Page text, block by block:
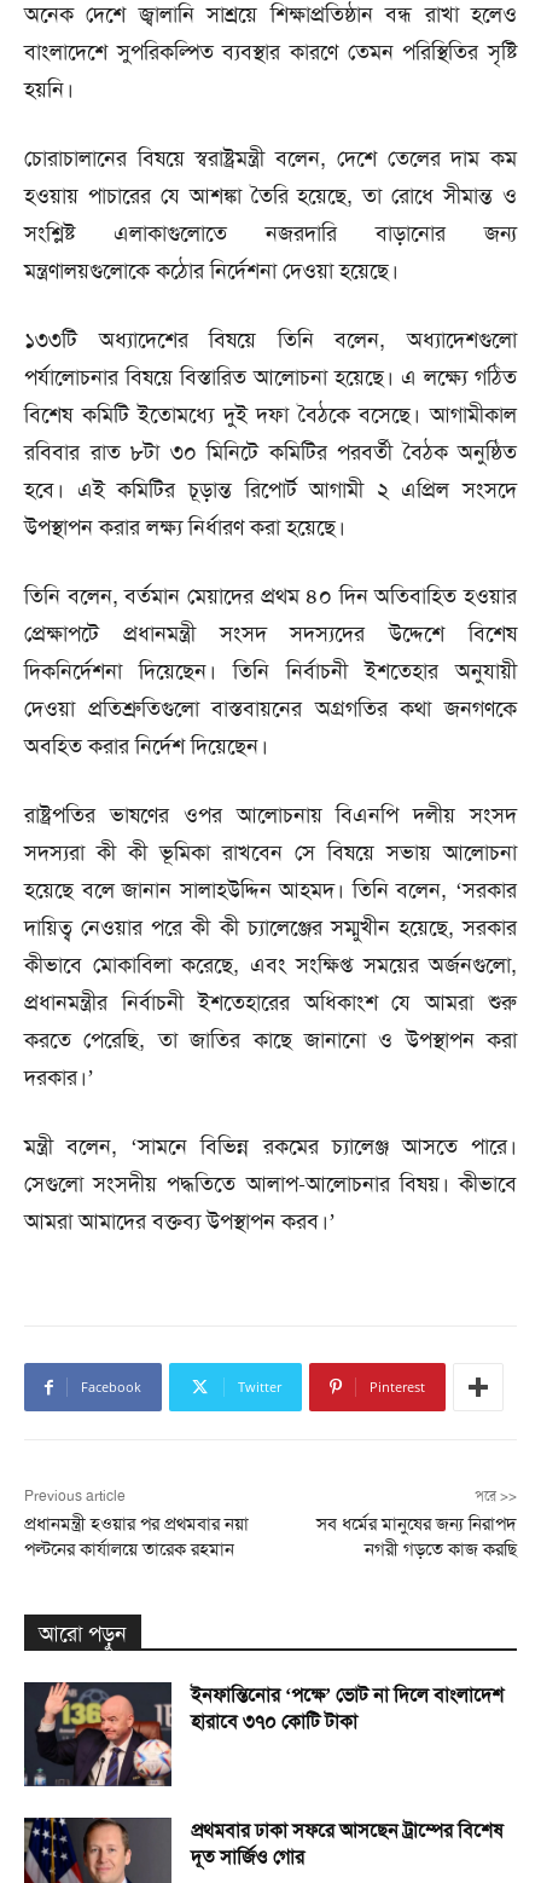
অনেক দেশে জ্বালানি সাশ্রয়ে শিক্ষাপ্রতিষ্ঠান বন্ধ রাখা হলেও
বাংলাদেশে সুপরিকল্পিত ব্যবস্থার কারণে তেমন পরিস্থিতির সৃষ্টি
হয়নি।
চোরাচালানের বিষয়ে স্বরাষ্ট্রমন্ত্রী বলেন, দেশে তেলের দাম কম
হওয়ায় পাচারের যে আশঙ্কা তৈরি হয়েছে, তা রোধে সীমান্ত ও
সংশ্লিষ্ট এলাকাগুলোতে নজরদারি বাড়ানোর জন্য
মন্ত্রণালয়গুলোকে কঠোর নির্দেশনা দেওয়া হয়েছে।
১৩৩টি অধ্যাদেশের বিষয়ে তিনি বলেন, অধ্যাদেশগুলো
পর্যালোচনার বিষয়ে বিস্তারিত আলোচনা হয়েছে। এ লক্ষ্যে গঠিত
বিশেষ কমিটি ইতোমধ্যে দুই দফা বৈঠকে বসেছে। আগামীকাল
রবিবার রাত ৮টা ৩০ মিনিটে কমিটির পরবর্তী বৈঠক অনুষ্ঠিত
হবে। এই কমিটির চূড়ান্ত রিপোর্ট আগামী ২ এপ্রিল সংসদে
উপস্থাপন করার লক্ষ্য নির্ধারণ করা হয়েছে।
তিনি বলেন, বর্তমান মেয়াদের প্রথম ৪০ দিন অতিবাহিত হওয়ার
প্রেক্ষাপটে প্রধানমন্ত্রী সংসদ সদস্যদের উদ্দেশে বিশেষ
দিকনির্দেশনা দিয়েছেন। তিনি নির্বাচনী ইশতেহার অনুযায়ী
দেওয়া প্রতিশ্রুতিগুলো বাস্তবায়নের অগ্রগতির কথা জনগণকে
অবহিত করার নির্দেশ দিয়েছেন।
রাষ্ট্রপতির ভাষণের ওপর আলোচনায় বিএনপি দলীয় সংসদ
সদস্যরা কী কী ভূমিকা রাখবেন সে বিষয়ে সভায় আলোচনা
হয়েছে বলে জানান সালাহউদ্দিন আহমদ। তিনি বলেন, ‘সরকার
দায়িত্ব নেওয়ার পরে কী কী চ্যালেঞ্জের সম্মুখীন হয়েছে, সরকার
কীভাবে মোকাবিলা করেছে, এবং সংক্ষিপ্ত সময়ের অর্জনগুলো,
প্রধানমন্ত্রীর নির্বাচনী ইশতেহারের অধিকাংশ যে আমরা শুরু
করতে পেরেছি, তা জাতির কাছে জানানো ও উপস্থাপন করা
দরকার।’
মন্ত্রী বলেন, ‘সামনে বিভিন্ন রকমের চ্যালেঞ্জ আসতে পারে।
সেগুলো সংসদীয় পদ্ধতিতে আলাপ-আলোচনার বিষয়। কীভাবে
আমরা আমাদের বক্তব্য উপস্থাপন করব।’
Facebook Twitter Pinterest
Previous article
প্রধানমন্ত্রী হওয়ার পর প্রথমবার নয়া
পল্টনের কার্যালয়ে তারেক রহমান
পরে >>
সব ধর্মের মানুষের জন্য নিরাপদ
নগরী গড়তে কাজ করছি
আরো পড়ুন
ইনফান্তিনোর ‘পক্ষে’ ভোট না দিলে বাংলাদেশ
হারাবে ৩৭০ কোটি টাকা
প্রথমবার ঢাকা সফরে আসছেন ট্রাম্পের বিশেষ
দূত সার্জিও গোর